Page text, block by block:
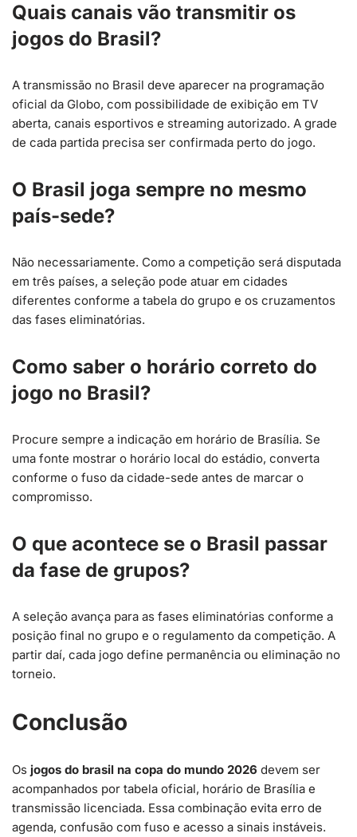
Quais canais vão transmitir os
jogos do Brasil?
A transmissão no Brasil deve aparecer na programação
oficial da Globo, com possibilidade de exibição em TV
aberta, canais esportivos e streaming autorizado. A grade
de cada partida precisa ser confirmada perto do jogo.
O Brasil joga sempre no mesmo
país-sede?
Não necessariamente. Como a competição será disputada
em três países, a seleção pode atuar em cidades
diferentes conforme a tabela do grupo e os cruzamentos
das fases eliminatórias.
Como saber o horário correto do
jogo no Brasil?
Procure sempre a indicação em horário de Brasília. Se
uma fonte mostrar o horário local do estádio, converta
conforme o fuso da cidade-sede antes de marcar o
compromisso.
O que acontece se o Brasil passar
da fase de grupos?
A seleção avança para as fases eliminatórias conforme a
posição final no grupo e o regulamento da competição. A
partir daí, cada jogo define permanência ou eliminação no
torneio.
Conclusão
Os jogos do brasil na copa do mundo 2026 devem ser
acompanhados por tabela oficial, horário de Brasília e
transmissão licenciada. Essa combinação evita erro de
agenda, confusão com fuso e acesso a sinais instáveis.